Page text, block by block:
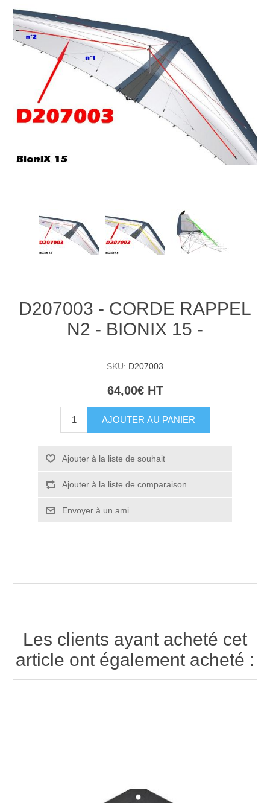
D207003 - CORDE RAPPEL
N2 - BIONIX 15 -
SKU: D207003
64,00€ HT
AJOUTER AU PANIER
Ajouter à la liste de souhait
Ajouter à la liste de comparaison
Envoyer à un ami
Les clients ayant acheté cet
article ont également acheté :